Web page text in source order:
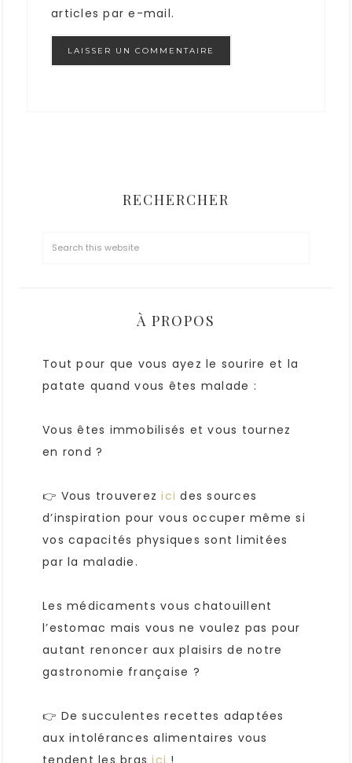
articles par e-mail.
RECHERCHER
À PROPOS
Tout pour que vous ayez le sourire et la
patate quand vous êtes malade :
Vous êtes immobilisés et vous tournez
en rond ?
👉 Vous trouverezicides sources
d’inspiration pour vous occuper même si
vos capacités physiques sont limitées
par la maladie.
Les médicaments vous chatouillent
l’estomac mais vous ne voulez pas pour
autant renoncer aux plaisirs de notre
gastronomie française ?
👉 De succulentes recettes adaptées
aux intolérances alimentaires vous
tendent les brasici !